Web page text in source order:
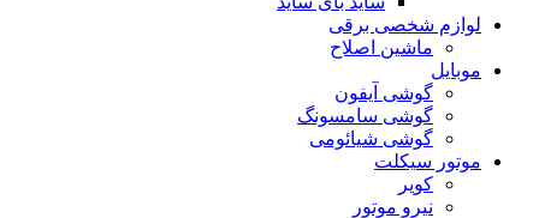
لوازم شخصی برقی
ماشین اصلاح
موبایل
گوشی آیفون
گوشی سامسونگ
گوشی شیائومی
موتور سیکلت
کویر
نیرو موتور